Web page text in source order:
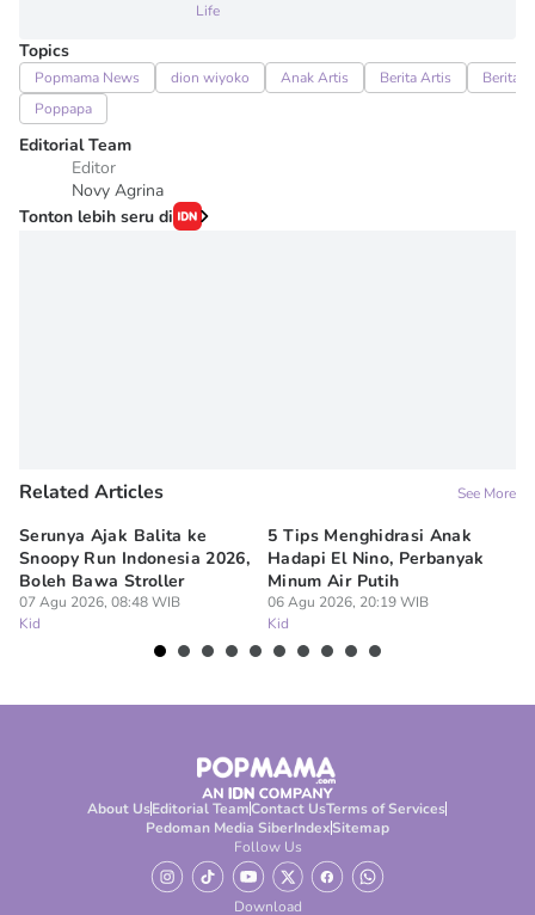
Life
Topics
Popmama News dion wiyoko Anak Artis Berita Artis
Berita
Poppapa
Editorial Team
Editor
Novy Agrina
Tonton lebih seru di
Related Articles See More
Serunya Ajak Balita ke
Snoopy Run Indonesia 2026,
Boleh Bawa Stroller
07 Agu 2026, 08:48 WIB
Kid
5 Tips Menghidrasi Anak
Hadapi El Nino, Perbanyak
Minum Air Putih
06 Agu 2026, 20:19 WIB
Kid
About UsEditorial TeamContact UsTerms of Services
Pedoman Media SiberIndexSitemap
Follow Us
Download